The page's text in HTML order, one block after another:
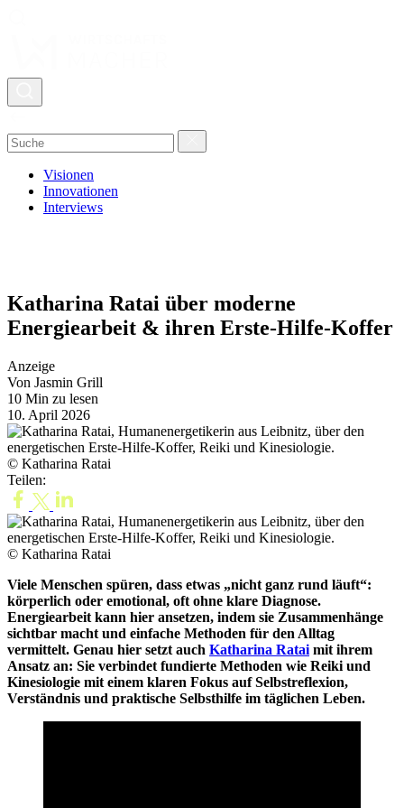
Visionen
Innovationen
Interviews
Katharina Ratai über moderne
Energiearbeit & ihren Erste-Hilfe-Koffer
Anzeige
Von Jasmin Grill
10 Min zu lesen
10. April 2026
© Katharina Ratai
Teilen:
© Katharina Ratai
Viele Menschen spüren, dass etwas „nicht ganz rund läuft“:
körperlich oder emotional, oft ohne klare Diagnose.
Energiearbeit kann hier ansetzen, indem sie Zusammenhänge
sichtbar macht und einfache Methoden für den Alltag
vermittelt. Genau hier setzt auch Katharina Ratai mit ihrem
Ansatz an: Sie verbindet fundierte Methoden wie Reiki und
Kinesiologie mit einem klaren Fokus auf Selbstreflexion,
Verständnis und praktische Selbsthilfe im täglichen Leben.